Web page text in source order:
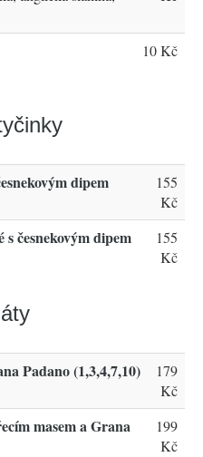
10 Kč
dipem
155
Kč
česnekovým dipem
155
Kč
Padano (1,3,4,7,10)
179
Kč
masem a Grana
199
Kč